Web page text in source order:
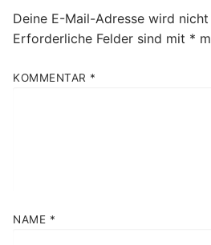
Deine E-Mail-Adresse wird
Erforderliche Felder sind mit *
KOMMENTAR *
NAME *